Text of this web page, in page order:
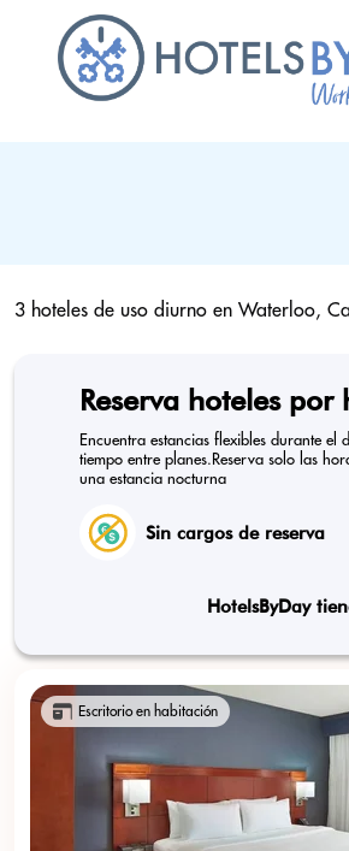
3 hoteles de uso diurno en Waterloo,
Reserva hoteles por
Encuentra estancias flexibles durante
tiempo entre planes.Reserva solo las
una estancia nocturna
Sin cargos de reserva
HotelsByDay
Escritorio en habitación